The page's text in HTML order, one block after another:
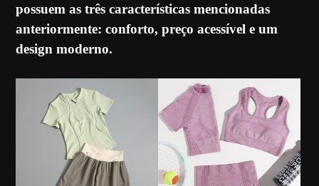
possuem as três características mencionadas
anteriormente: conforto, preço acessível e um
design moderno.